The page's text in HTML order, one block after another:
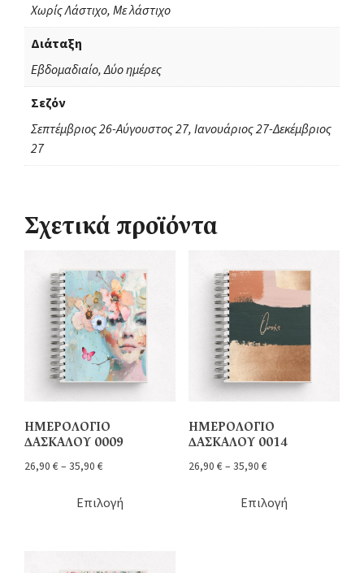
Χωρίς Λάστιχο, Με λάστιχο
Διάταξη
Εβδομαδιαίο, Δύο ημέρες
Σεζόν
Σεπτέμβριος 26-Αύγουστος 27, Ιανουάριος 27-Δεκέμβριος
27
Σχετικά προϊόντα
ΗΜΕΡΟΛΟΓΙΟ
ΔΑΣΚΑΛΟΥ 0009
26,90 € – 35,90 €
Επιλογή
ΗΜΕΡΟΛΟΓΙΟ
ΔΑΣΚΑΛΟΥ 0014
26,90 € – 35,90 €
Επιλογή